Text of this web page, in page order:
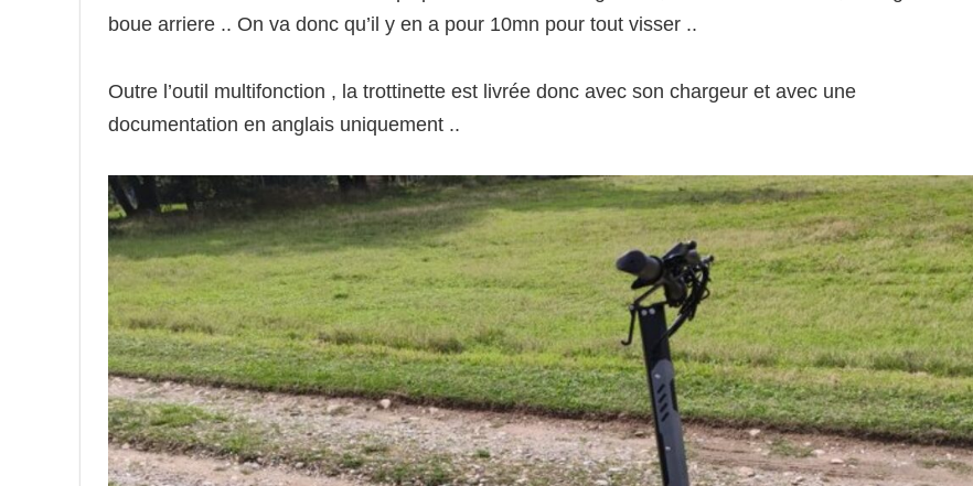
boue arriere .. On va donc qu’il y en a pour 10mn pour tout visser ..
Outre l’outil multifonction , la trottinette est livrée donc avec son chargeur et avec une
documentation en anglais uniquement ..